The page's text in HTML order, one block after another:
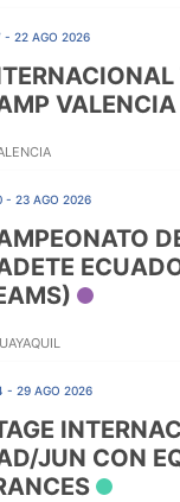
- 22 AGO 2026
VALENCIA
- 23 AGO 2026
- 29 AGO 2026
JUN CON